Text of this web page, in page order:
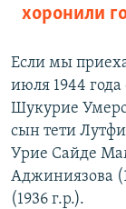
хоронили
Если мы
июля 1944
Шукурие
сын тети
Урие Сайде
Аджиниязова
(1936 г.р.).